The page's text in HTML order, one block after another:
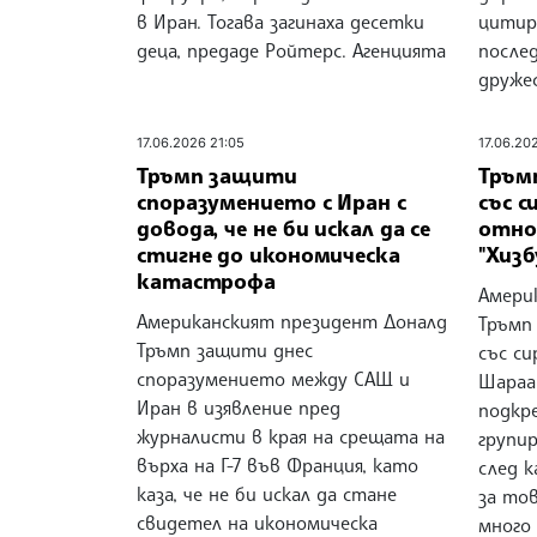
в Иран. Тогава загинаха десетки
деца, предаде Ройтерс. Агенцията
17.06.2026 21:05
Тръмп защити
споразумението с Иран с
довода, че не би искал да се
стигне до икономическа
катастрофа
Американският президент Доналд
Тръмп защити днес
споразумението между САЩ и
Иран в изявление пред
журналисти в края на срещата на
върха на Г-7 във Франция, като
каза, че не би искал да стане
свидетел на икономическа
със
Тръмп
със
след
за
много